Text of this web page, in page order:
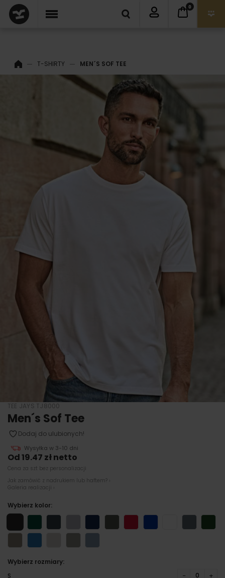
0
T-SHIRTY MEN´S SOF TEE
TEE JAYS TJ8000
Men´s Sof Tee
Dodaj do ulubionych!
Wysyłka w 3-10 dni
Od 19.47 zł netto
Cena za szt bez personalizacji
Jak zamówić z nadrukiem lub haftem? ›
Galeria realizacji ›
Wybierz kolor:
Wybierz rozmiary:
S
− +